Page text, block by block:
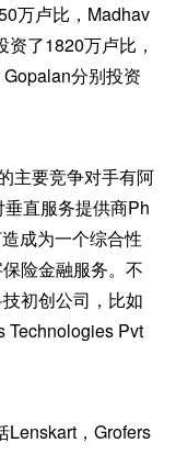
万卢比，Madhav
了1820万卢比，
分别投资
主要竞争对手有阿
直服务提供商Ph
成为一个综合性
险金融服务。不
初创公司，比如
Technologies Pvt
Lenskart，Grofers